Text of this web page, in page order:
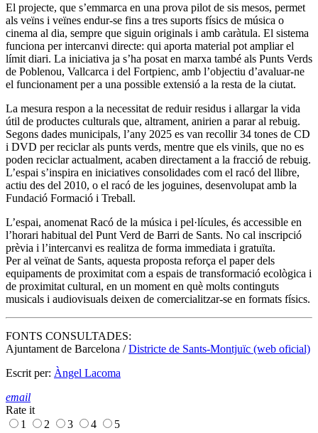
El projecte, que s’emmarca en una prova pilot de sis mesos, permet
als veïns i veïnes endur-se fins a tres suports físics de música o
cinema al dia, sempre que siguin originals i amb caràtula. El sistema
funciona per intercanvi directe: qui aporta material pot ampliar el
límit diari. La iniciativa ja s’ha posat en marxa també als Punts Verds
de Poblenou, Vallcarca i del Fortpienc, amb l’objectiu d’avaluar-ne
el funcionament per a una possible extensió a la resta de la ciutat.
La mesura respon a la necessitat de reduir residus i allargar la vida
útil de productes culturals que, altrament, anirien a parar al rebuig.
Segons dades municipals, l’any 2025 es van recollir 34 tones de CD
i DVD per reciclar als punts verds, mentre que els vinils, que no es
poden reciclar actualment, acaben directament a la fracció de rebuig.
L’espai s’inspira en iniciatives consolidades com el racó del llibre,
actiu des del 2010, o el racó de les joguines, desenvolupat amb la
Fundació Formació i Treball.
L’espai, anomenat Racó de la música i pel·lícules, és accessible en
l’horari habitual del Punt Verd de Barri de Sants. No cal inscripció
prèvia i l’intercanvi es realitza de forma immediata i gratuïta.
Per al veïnat de Sants, aquesta proposta reforça el paper dels
equipaments de proximitat com a espais de transformació ecològica i
de proximitat cultural, en un moment en què molts continguts
musicals i audiovisuals deixen de comercialitzar-se en formats físics.
FONTS CONSULTADES:
Ajuntament de Barcelona /Districte de Sants-Montjuïc (web oficial)
Escrit per: Àngel Lacoma
email
Rate it
1
2 3 4 5